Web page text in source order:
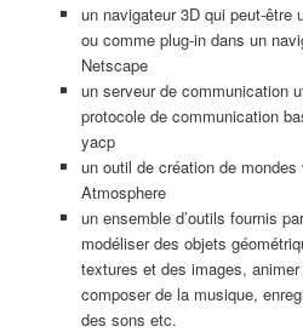
un navigateur 3D qui peut-être
ou comme plug-in dans un
Netscape
un serveur de communication
protocole de communication
yacp
un outil de création de
Atmosphere
un ensemble d’outils fournis
modéliser des objets
textures et des images,
composer de la musique,
des sons etc.